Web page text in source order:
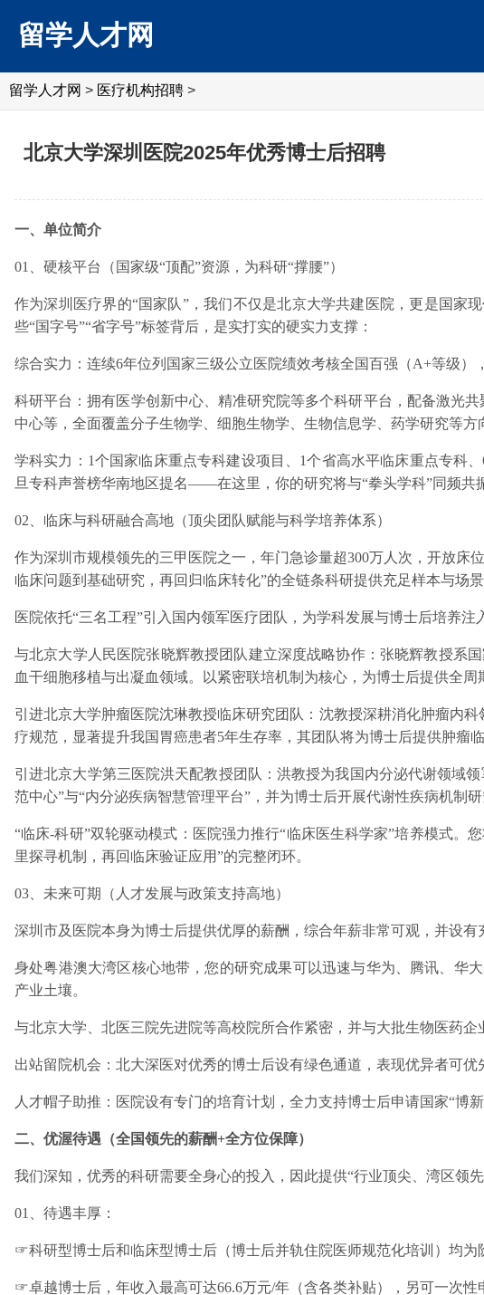
留学人才网
留学人才网 > 医疗机构招聘 >
北京大学深圳医院2025年优秀博士后招聘
一、单位简介
01、硬核平台（国家级“顶配”资源，为科研“撑腰”）
作为深圳医疗界的“国家队”，我们不仅是北京大学共建医院，更是国
些“国字号”“省字号”标签背后，是实打实的硬实力支撑：
综合实力：连续6年位列国家三级公立医院绩效考核全国百强（A+等级）
科研平台：拥有医学创新中心、精准研究院等多个科研平台，配备激光
中心等，全面覆盖分子生物学、细胞生物学、生物信息学、药学研究等方
学科实力：1个国家临床重点专科建设项目、1个省高水平临床重点专科
旦专科声誉榜华南地区提名——在这里，你的研究将与“拳头学科”同频共
02、临床与科研融合高地（顶尖团队赋能与科学培养体系）
作为深圳市规模领先的三甲医院之一，年门急诊量超300万人次，开放床
临床问题到基础研究，再回归临床转化”的全链条科研提供充足样本与场
医院依托“三名工程”引入国内领军医疗团队，为学科发展与博士后培养注
与北京大学人民医院张晓辉教授团队建立深度战略协作：张晓辉教授系
血干细胞移植与出凝血领域。以紧密联培机制为核心，为博士后提供全
引进北京大学肿瘤医院沈琳教授临床研究团队：沈教授深耕消化肿瘤内
疗规范，显著提升我国胃癌患者5年生存率，其团队将为博士后提供肿瘤
引进北京大学第三医院洪天配教授团队：洪教授为我国内分泌代谢领域
范中心”与“内分泌疾病智慧管理平台”，并为博士后开展代谢性疾病机制
“临床-科研”双轮驱动模式：医院强力推行“临床医生科学家”培养模式
里探寻机制，再回临床验证应用”的完整闭环。
03、未来可期（人才发展与政策支持高地）
深圳市及医院本身为博士后提供优厚的薪酬，综合年薪非常可观，并设有
身处粤港澳大湾区核心地带，您的研究成果可以迅速与华为、腾讯、华
产业土壤。
与北京大学、北医三院先进院等高校院所合作紧密，并与大批生物医药
出站留院机会：北大深医对优秀的博士后设有绿色通道，表现优异者可优
人才帽子助推：医院设有专门的培育计划，全力支持博士后申请国家“博
二、优渥待遇（全国领先的薪酬+全方位保障）
我们深知，优秀的科研需要全身心的投入，因此提供“行业顶尖、湾区领
01、待遇丰厚：
☞科研型博士后和临床型博士后（博士后并轨住院医师规范化培训）均为
☞卓越博士后，年收入最高可达66.6万元/年（含各类补贴），另可一次性